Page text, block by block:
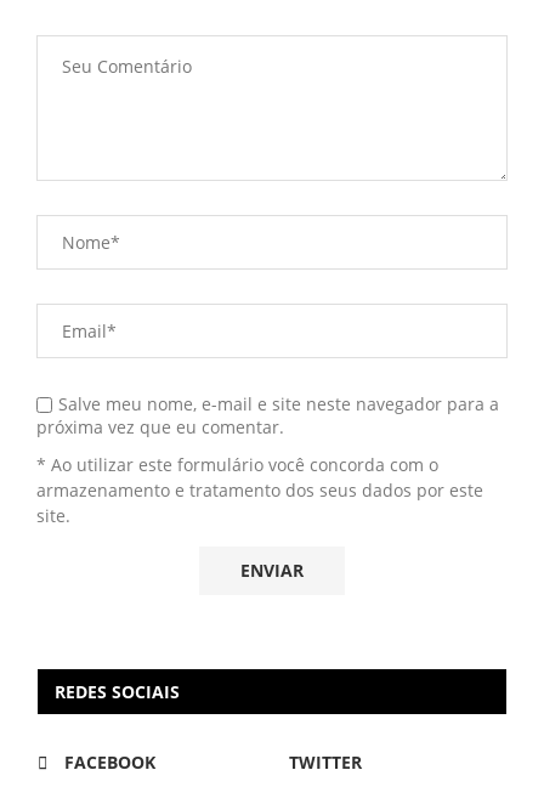
Salve meu nome, e-mail e site neste navegador para a
próxima vez que eu comentar.
* Ao utilizar este formulário você concorda com o
armazenamento e tratamento dos seus dados por este
site.
REDES SOCIAIS
FACEBOOK
TWITTER